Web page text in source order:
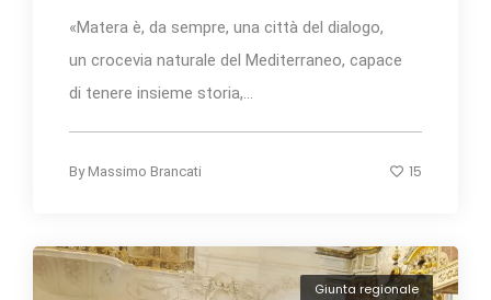
«Matera è, da sempre, una città del dialogo,
un crocevia naturale del Mediterraneo, capace
di tenere insieme storia,...
By Massimo Brancati 15
Giunta regionale